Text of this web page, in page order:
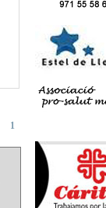
1